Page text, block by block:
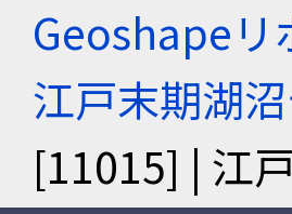
Geoshapeリ
江戸末期湖
[11015] | 江